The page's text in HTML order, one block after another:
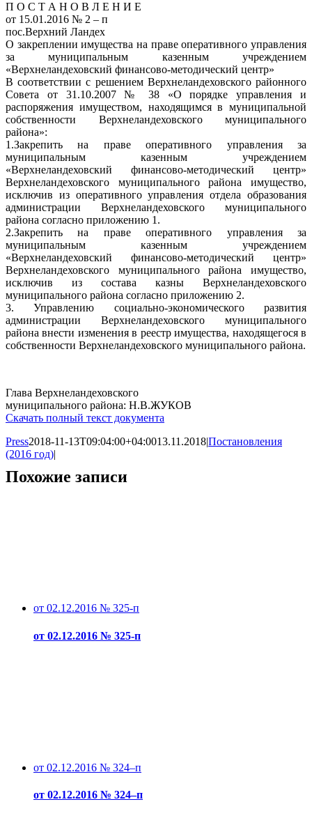
П О С Т А Н О В Л Е Н И Е
от 15.01.2016 № 2 – п
пос.Верхний Ландех
О закреплении имущества на праве оперативного управления
за муниципальным казенным учреждением
«Верхнеландеховский финансово-методический центр»
В соответствии с решением Верхнеландеховского районного
Совета от 31.10.2007 № 38 «О порядке управления и
распоряжения имуществом, находящимся в муниципальной
собственности Верхнеландеховского муниципального
района»:
1.Закрепить на праве оперативного управления за
муниципальным казенным учреждением
«Верхнеландеховский финансово-методический центр»
Верхнеландеховского муниципального района имущество,
исключив из оперативного управления отдела образования
администрации Верхнеландеховского муниципального
района согласно приложению 1.
2.Закрепить на праве оперативного управления за
муниципальным казенным учреждением
«Верхнеландеховский финансово-методический центр»
Верхнеландеховского муниципального района имущество,
исключив из состава казны Верхнеландеховского
муниципального района согласно приложению 2.
3. Управлению социально-экономического развития
администрации Верхнеландеховского муниципального
района внести изменения в реестр имущества, находящегося в
собственности Верхнеландеховского муниципального района.
Глава Верхнеландеховского
муниципального района: Н.В.ЖУКОВ
Скачать полный текст документа
Press2018-11-13T09:04:00+04:0013.11.2018|Постановления
(2016 год)|
Похожие записи
от 02.12.2016 № 325-п
от 02.12.2016 № 325-п
от 02.12.2016 № 324–п
от 02.12.2016 № 324–п